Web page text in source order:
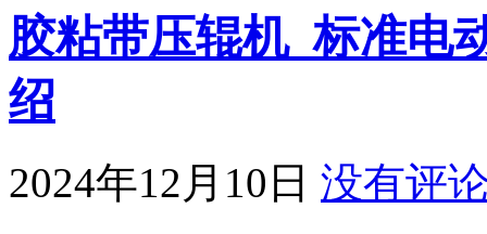
胶粘带压辊机_标准电
绍
2024年12月10日 没有评